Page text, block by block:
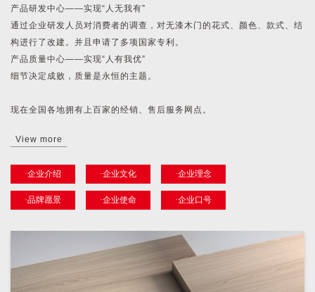
产品研发中心——实现“人无我有”
通过企业研发人员对消费者的调查，对无漆木门的花式、颜色、款式、结
构进行了改建。并且申请了多项国家专利。
产品质量中心——实现“人有我优”
细节决定成败，质量是永恒的主题。
现在全国各地拥有上百家的经销、售后服务网点。
View more
·企业介绍 ·企业文化 ·企业理念
·品牌愿景 ·企业使命 ·企业口号